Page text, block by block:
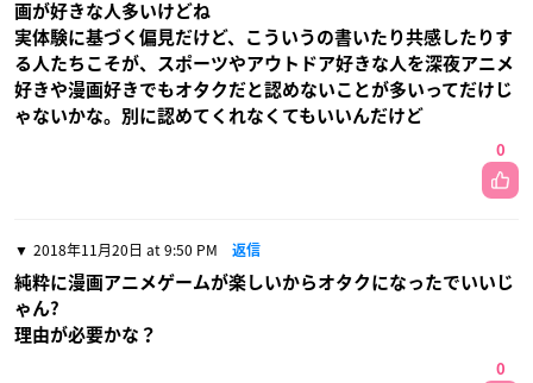
画が好きな人多いけどね
実体験に基づく偏見だけど、こういうの書いたり共感したりす
る人たちこそが、スポーツやアウトドア好きな人を深夜アニメ
好きや漫画好きでもオタクだと認めないことが多いってだけじ
ゃないかな。別に認めてくれなくてもいいんだけど
0
2018年11月20日 at 9:50 PM 返信
純粋に漫画アニメゲームが楽しいからオタクになったでいいじ
ゃん?
理由が必要かな？
0